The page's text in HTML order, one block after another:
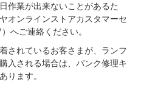
作業が出来ないことがあるた
オンラインストアカスタマーセ
へご連絡ください。
されているお客さまが、ランフ
入される場合は、パンク修理キ
ります。